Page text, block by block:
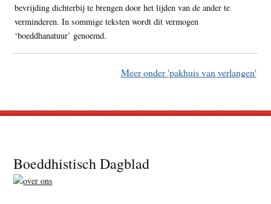
bevrijding dichterbij te brengen door het lijden van de ander te
verminderen. In sommige teksten wordt dit vermogen
‘boeddhanatuur’ genoemd.
Meer onder 'pakhuis van verlangen'
Footer
Boeddhistisch Dagblad